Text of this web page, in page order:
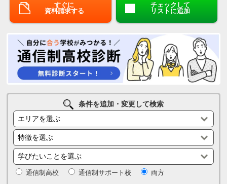
すぐに
資料請求する
チェックして
リストに追加
条件を追加・変更して検索
通信制高校 通信制サポート校 両方